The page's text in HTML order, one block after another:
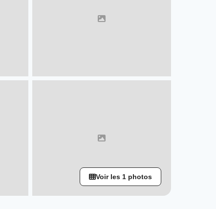
Voir les 1 photos